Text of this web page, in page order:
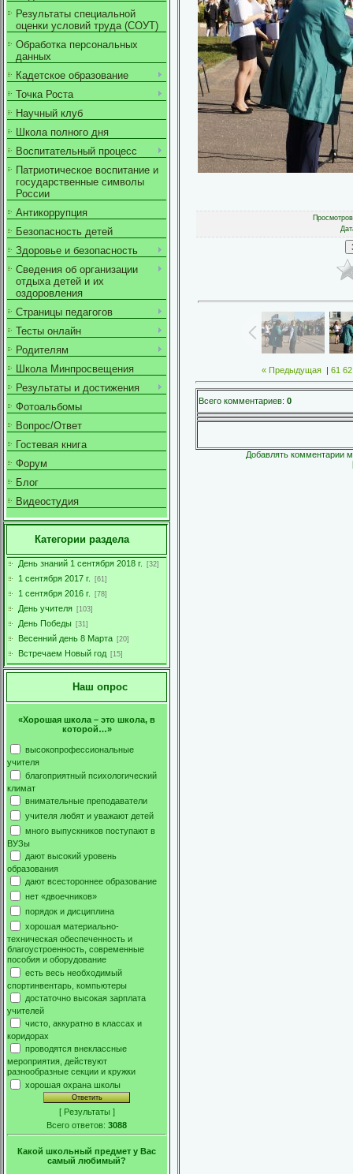
Результаты специальной
оценки условий труда (СОУТ)
Обработка персональных
данных
Кадетское образование
Точка Роста
Научный клуб
Школа полного дня
Воспитательный процесс
Патриотическое воспитание и
государственные символы
России
Антикоррупция
Безопасность детей
Здоровье и безопасность
Сведения об организации
отдыха детей и их
оздоровления
Страницы педагогов
Тесты онлайн
Родителям
Школа Минпросвещения
Результаты и достижения
Фотоальбомы
Вопрос/Ответ
Гостевая книга
Форум
Блог
Видеостудия
Категории раздела
День знаний 1 сентября 2018 г. [32]
1 сентября 2017 г. [61]
1 сентября 2016 г. [78]
День учителя [103]
День Победы [31]
Весенний день 8 Марта [20]
Встречаем Новый год [15]
Наш опрос
«Хорошая школа – это школа, в
которой…»
высокопрофессиональные
учителя
благоприятный психологический
климат
внимательные преподаватели
учителя любят и уважают детей
много выпускников поступают в
ВУЗы
дают высокий уровень
образования
дают всестороннее образование
нет «двоечников»
порядок и дисциплина
хорошая материально-
техническая обеспеченность и
благоустроенность, современные
пособия и оборудование
есть весь необходимый
спортинвентарь, компьютеры
достаточно высокая зарплата
учителей
чисто, аккуратно в классах и
коридорах
проводятся внеклассные
мероприятия, действуют
разнообразные секции и кружки
хорошая охрана школы
[ Результаты ]
Всего ответов: 3088
Какой школьный предмет у Вас
самый любимый?
Просмотров
« Предыдущая | 61 62
Всего комментариев: 0
Добавлять комментарии